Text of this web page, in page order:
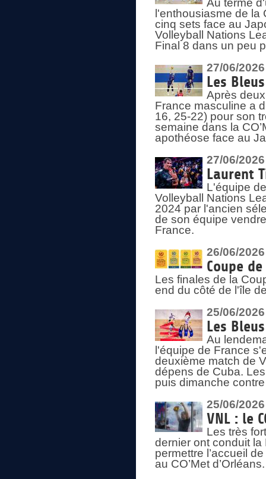
Au terme
l'enthousiasme de
cinq sets face au
Volleyball Nations
Final 8 dans un peu
27/06/2026
Les
Après
France masculine a
16, 25-22) pour son
semaine dans la
apothéose face au
27/06/2026
Laurent
L'équipe
Volleyball Nations
2024 par l'ancien
de son équipe
France.
26/06/2026
Coupe
Les finales de la
end du côté de l'île
25/06/2026
Les
Au
l'équipe de France
deuxième match de
dépens de Cuba.
puis dimanche
25/06/2026
VNL : le
Les très
dernier ont conduit
permettre l’accueil
au CO’Met d’Orléans.